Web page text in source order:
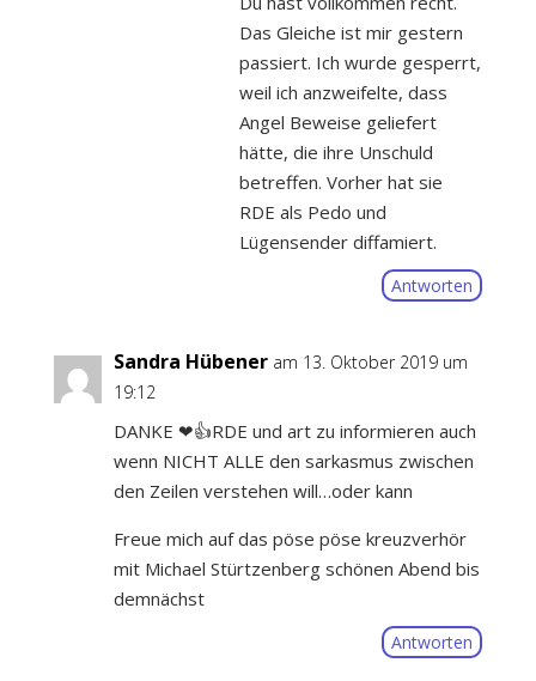
Das Gleiche ist mir gestern
passiert. Ich wurde gesperrt,
weil ich anzweifelte, dass
Angel Beweise geliefert
hätte, die ihre Unschuld
betreffen. Vorher hat sie
RDE als Pedo und
Lügensender diffamiert.
Antworten
Sandra Hübener am 13. Oktober 2019 um
19:12
DANKE ❤👍RDE und art zu informieren auch
wenn NICHT ALLE den sarkasmus zwischen
den Zeilen verstehen will…oder kann
Freue mich auf das pöse pöse kreuzverhör
mit Michael Stürtzenberg schönen Abend bis
demnächst
Antworten